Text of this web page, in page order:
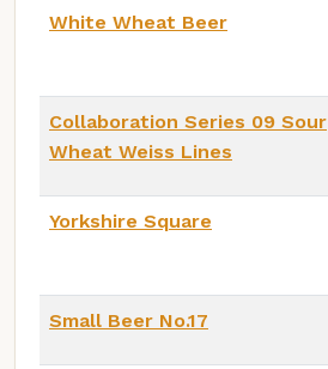
White Wheat Beer
Collaboration Series 09 Sour
Wheat Weiss Lines
Yorkshire Square
Small Beer No.17